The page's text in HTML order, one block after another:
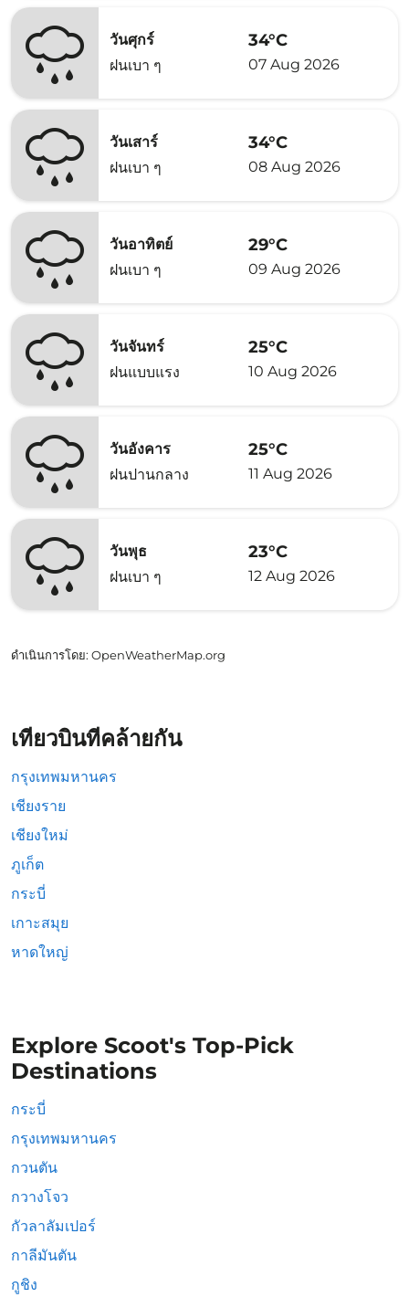
วันศุกร์
ฝนเบา ๆ
34°C
07 Aug 2026
วันเสาร์
ฝนเบา ๆ
34°C
08 Aug 2026
วันอาทิตย์
ฝนเบา ๆ
29°C
09 Aug 2026
วันจันทร์
ฝนแบบแรง
25°C
10 Aug 2026
วันอังคาร
ฝนปานกลาง
25°C
11 Aug 2026
วันพุธ
ฝนเบา ๆ
23°C
12 Aug 2026
ดำเนินการโดย: OpenWeatherMap.org
เที่ยวบินที่คล้ายกัน
กรุงเทพมหานคร
เชียงราย
เชียงใหม่
ภูเก็ต
กระบี่
เกาะสมุย
หาดใหญ่
Explore Scoot's Top-Pick
Destinations
กระบี่
กรุงเทพมหานคร
กวนตัน
กวางโจว
กัวลาลัมเปอร์
กาลีมันตัน
กูชิง